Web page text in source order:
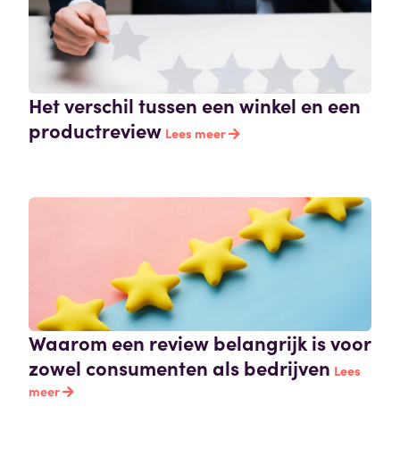
Het verschil tussen een winkel en een
productreview Lees meer
Waarom een review belangrijk is voor
zowel consumenten als bedrijven Lees
meer